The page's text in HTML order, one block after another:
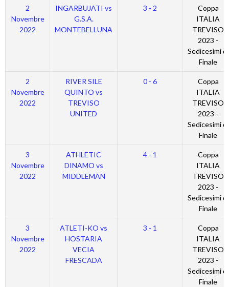
2
Novembre
2022
INGARBUJATI vs
G.S.A.
MONTEBELLUNA
3 - 2
Coppa
ITALIA
TREVISO
2023 -
Sedicesimi di
Finale
2
Novembre
2022
RIVER SILE
QUINTO vs
TREVISO
UNITED
0 - 6
Coppa
ITALIA
TREVISO
2023 -
Sedicesimi di
Finale
3
Novembre
2022
ATHLETIC
DINAMO vs
MIDDLEMAN
4 - 1
Coppa
ITALIA
TREVISO
2023 -
Sedicesimi di
Finale
3
Novembre
2022
ATLETI-KO vs
HOSTARIA
VECIA
FRESCADA
3 - 1
Coppa
ITALIA
TREVISO
2023 -
Sedicesimi di
Finale